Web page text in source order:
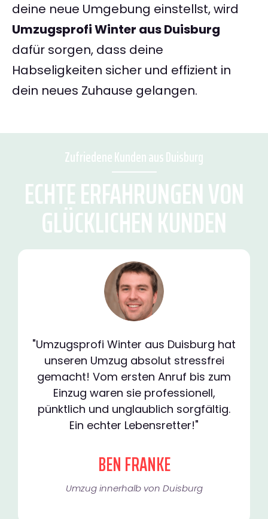
deine neue Umgebung einstellst, wird
Umzugsprofi Winter aus Duisburg
dafür sorgen, dass deine
Habseligkeiten sicher und effizient in
dein neues Zuhause gelangen.
Zufriedene Kunden aus Duisburg
ECHTE ERFAHRUNGEN VON
GLÜCKLICHEN KUNDEN
"Umzugsprofi Winter aus Duisburg hat
unseren Umzug absolut stressfrei
gemacht! Vom ersten Anruf bis zum
Einzug waren sie professionell,
pünktlich und unglaublich sorgfältig.
Ein echter Lebensretter!"
BEN FRANKE
Umzug innerhalb von Duisburg​